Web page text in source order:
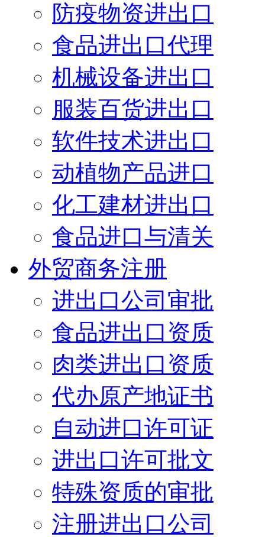
防疫物资进出口
食品进出口代理
机械设备进出口
服装百货进出口
软件技术进出口
动植物产品进口
化工建材进出口
食品进口与清关
外贸商务注册
进出口公司审批
食品进出口资质
肉类进出口资质
代办原产地证书
自动进口许可证
进出口许可批文
特殊资质的审批
注册进出口公司